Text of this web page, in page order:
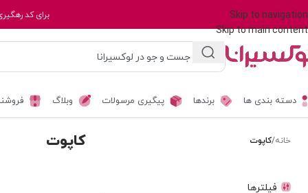
Skip to navigation
Skip to main content
برای کد
دسته بندی ها برندها پیگیری مرسولات وبلاگ
خانه/کاپوت کاپوت
فیلترها